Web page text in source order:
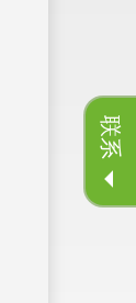
联系